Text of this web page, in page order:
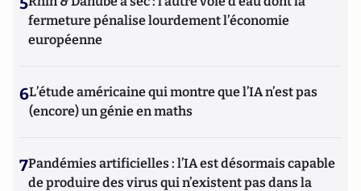
fermeture pénalise lourdement l’économie
européenne
6L’étude américaine qui montre que l’IA n’est pas
(encore) un génie en maths
7Pandémies artificielles : l’IA est désormais capable
de produire des virus qui n’existent pas dans la